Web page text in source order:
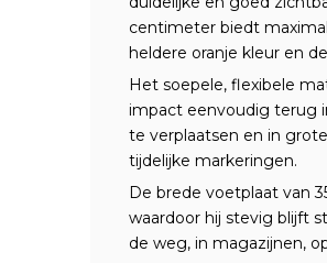
centimeter biedt
heldere oranje kleur en
Het soepele, flexibele
impact eenvoudig terug
te verplaatsen en in
tijdelijke markeringen.
De brede voetplaat van
waardoor hij stevig blijft
de weg, in magazijnen,